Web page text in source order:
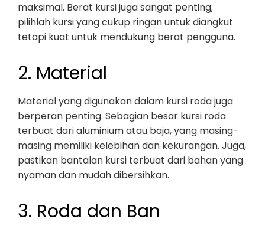
maksimal. Berat kursi juga sangat penting;
pilihlah kursi yang cukup ringan untuk diangkut
tetapi kuat untuk mendukung berat pengguna.
2. Material
Material yang digunakan dalam kursi roda juga
berperan penting. Sebagian besar kursi roda
terbuat dari aluminium atau baja, yang masing-
masing memiliki kelebihan dan kekurangan. Juga,
pastikan bantalan kursi terbuat dari bahan yang
nyaman dan mudah dibersihkan.
3. Roda dan Ban